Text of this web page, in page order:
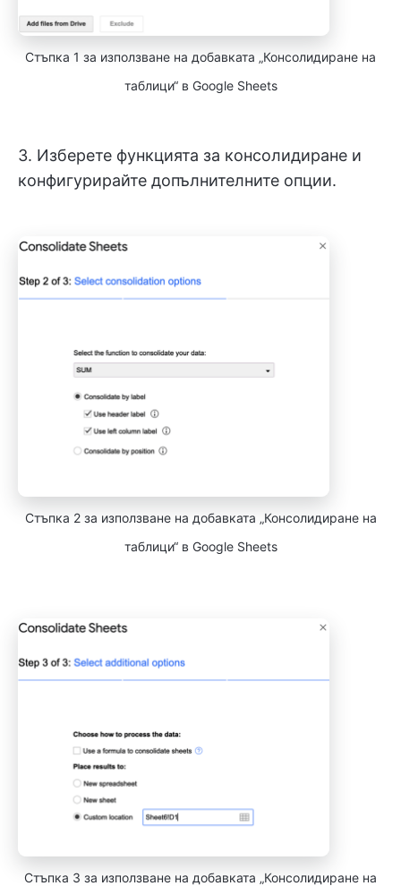
Стъпка 1 за използване на добавката „Консолидиране на
таблици“ в Google Sheets
3. Изберете функцията за консолидиране и
конфигурирайте допълнителните опции.
Стъпка 2 за използване на добавката „Консолидиране на
таблици“ в Google Sheets
Стъпка 3 за използване на добавката „Консолидиране на